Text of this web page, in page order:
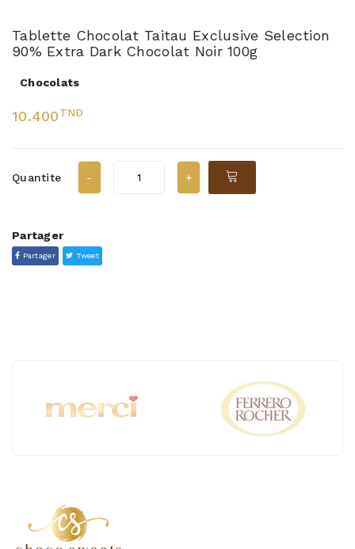
Tablette Chocolat Taitau Exclusive Selection
90% Extra Dark Chocolat Noir 100g
Chocolats
10.400TND
Quantite
Partager
Partager Tweet